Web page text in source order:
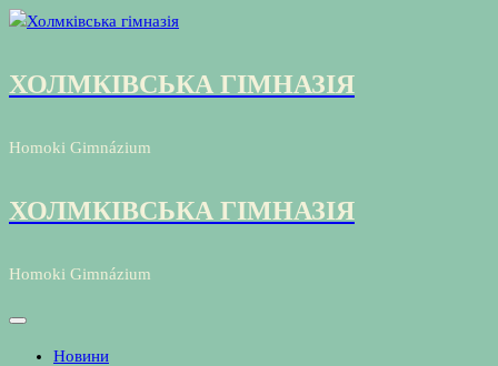
Перейти
ХОЛМКІВСЬКА ГІМНАЗІЯ
Homoki Gimnázium
ХОЛМКІВСЬКА ГІМНАЗІЯ
Homoki Gimnázium
Новини